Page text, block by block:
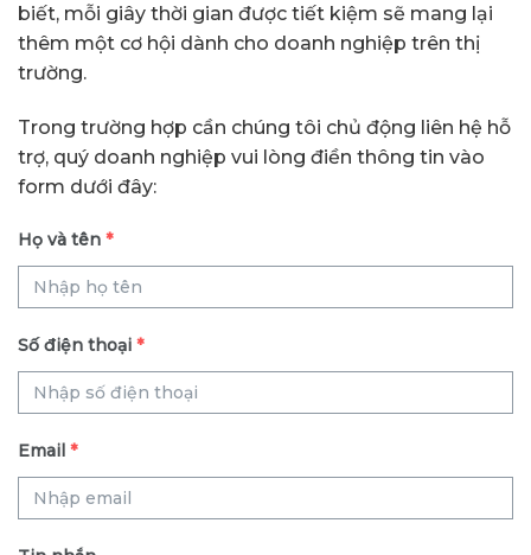
biết, mỗi giây thời gian được tiết kiệm sẽ mang lại
thêm một cơ hội dành cho doanh nghiệp trên thị
trường.
Trong trường hợp cần chúng tôi chủ động liên hệ hỗ
trợ, quý doanh nghiệp vui lòng điền thông tin vào
form dưới đây:
Họ và tên *
Số điện thoại *
Email *